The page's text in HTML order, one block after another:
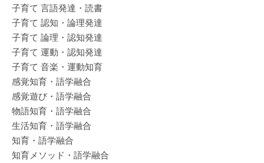
子育て 言語発達・読書
子育て 認知・論理発達
子育て 論理・認知発達
子育て 運動・認知発達
子育て 音楽・運動知育
感覚知育・語学融合
感覚遊び・語学融合
物語知育・語学融合
生活知育・語学融合
知育・語学融合
知育メソッド・語学融合